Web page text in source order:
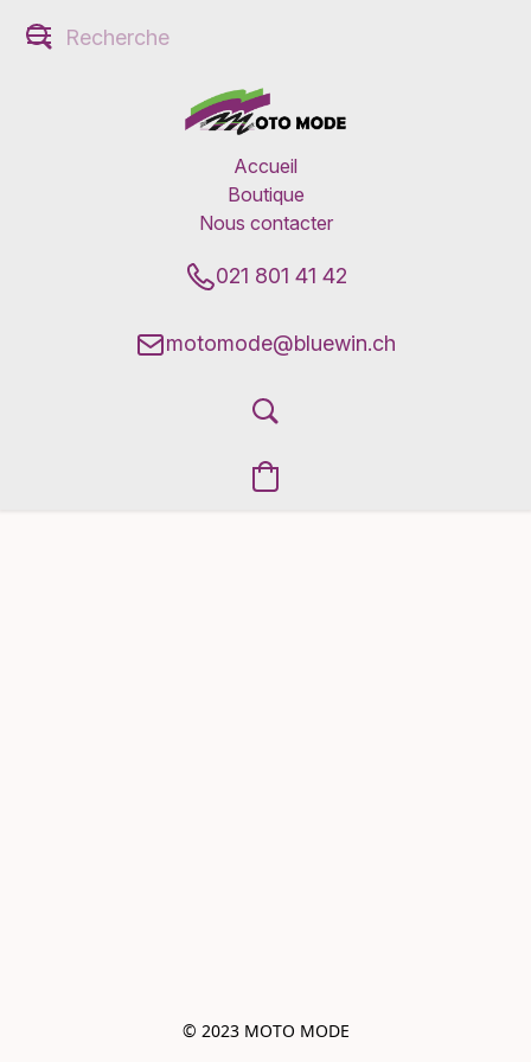
Accueil
Boutique
Nous contacter
021 801 41 42
motomode@bluewin.ch
© 2023 MOTO MODE